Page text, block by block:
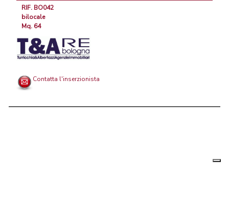
RIF. BO042
bilocale
Mq. 64
Contatta l'inserzionista